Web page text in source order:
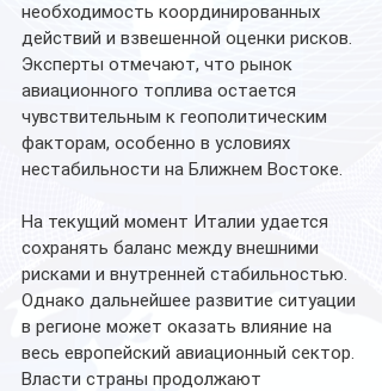
необходимость координированных
действий и взвешенной оценки рисков.
Эксперты отмечают, что рынок
авиационного топлива остается
чувствительным к геополитическим
факторам, особенно в условиях
нестабильности на Ближнем Востоке.
На текущий момент Италии удается
сохранять баланс между внешними
рисками и внутренней стабильностью.
Однако дальнейшее развитие ситуации
в регионе может оказать влияние на
весь европейский авиационный сектор.
Власти страны продолжают